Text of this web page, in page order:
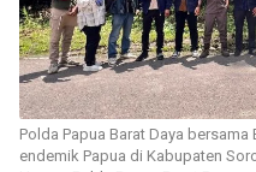
Polda Papua Barat Daya
endemik Papua di Kabupaten